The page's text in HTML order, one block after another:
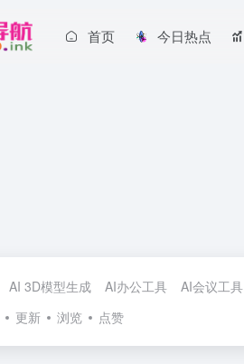
首页 今日热点
AI 3D模型生成 AI办公工具 AI会议工具
更新 浏览 点赞